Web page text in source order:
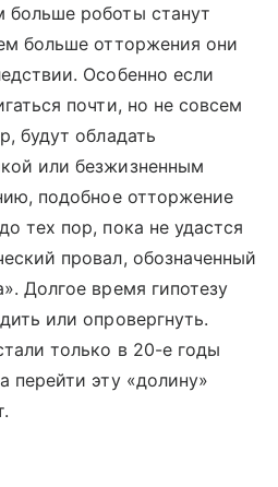
роботы станут
больше отторжения они
Особенно если
почти, но не совсем
будут обладать
или безжизненным
подобное отторжение
тех пор, пока не удастся
провал, обозначенный
Долгое время гипотезу
или опровергнуть.
только в 20-е годы
перейти эту «долину»